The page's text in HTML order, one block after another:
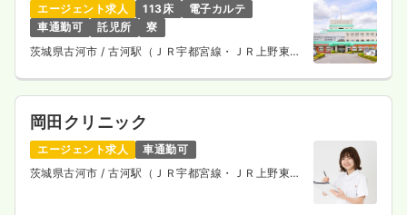
エージェント求人 113床
電子カルテ
車通勤可
託児所
寮
茨城県古河市 / 古河駅（ＪＲ宇都宮線・ＪＲ上野東京
岡田クリニック
エージェント求人
車通勤可
茨城県古河市/ 古河駅（ＪＲ宇都宮線・ＪＲ上野東京